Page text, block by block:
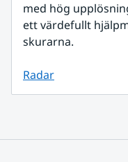
med hög
ett värdefullt
skurarna.
Radar